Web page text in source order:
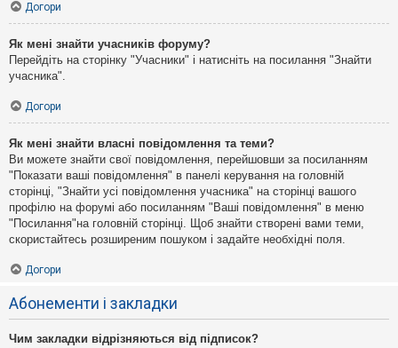
Догори
Як мені знайти учасників форуму?
Перейдіть на сторінку "Учасники" і натисніть на посилання "Знайти
учасника".
Догори
Як мені знайти власні повідомлення та теми?
Ви можете знайти свої повідомлення, перейшовши за посиланням
"Показати ваші повідомлення" в панелі керування на головній
сторінці, "Знайти усі повідомлення учасника" на сторінці вашого
профілю на форумі або посиланням "Ваші повідомлення" в меню
"Посилання"на головній сторінці. Щоб знайти створені вами теми,
скористайтесь розширеним пошуком і задайте необхідні поля.
Догори
Абонементи і закладки
Чим закладки відрізняються від підписок?